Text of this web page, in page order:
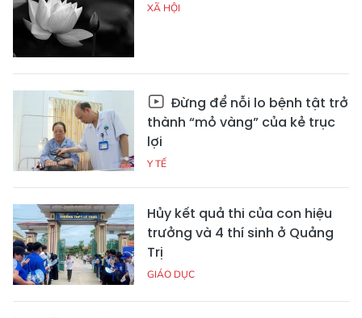
XÃ HỘI
Đừng để nỗi lo bệnh tật trở
thành “mỏ vàng” của kẻ trục
lợi
Y TẾ
Hủy kết quả thi của con hiệu
trưởng và 4 thí sinh ở Quảng
Trị
GIÁO DỤC